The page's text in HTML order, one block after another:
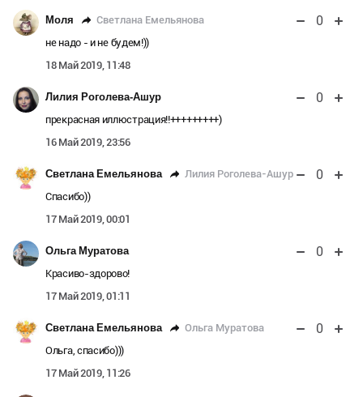
Моля Светлана Емельянова 0
не надо - и не будем!))
18 Май 2019, 11:48
Лилия Роголева-Ашур 0
прекрасная иллюстрация!!+++++++++)
16 Май 2019, 23:56
Светлана Емельянова Лилия Роголева-Ашур 0
Спасибо))
17 Май 2019, 00:01
Ольга Муратова 0
Красиво-здорово!
17 Май 2019, 01:11
Светлана Емельянова Ольга Муратова 0
Ольга, спасибо)))
17 Май 2019, 11:26